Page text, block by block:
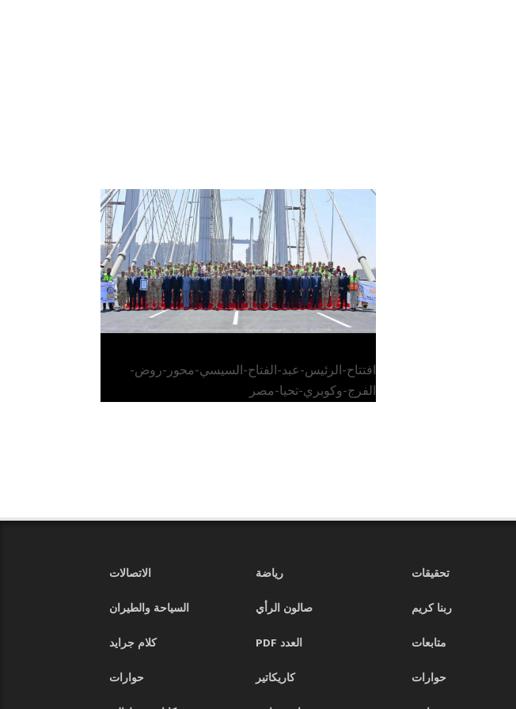
الرئيس عبد الفتاح السيسي يفتتح محور روض
الفرج وكوبري تحيا مصر
افتتاح-الرئيس-عبد-الفتاح-السيسي-محور-روض-
الفرج-وكوبري-تحيا-مصر
رياضة
الاتصالات
صالون الرأي
السياحة والطيران
العدد PDF
كلام جرايد
كاريكاتير
حوارات
تحقيقات
ربنا كريم
متابعات
حوارات